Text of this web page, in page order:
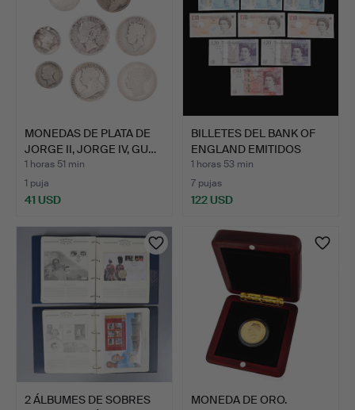
MONEDAS DE PLATA DE
JORGE II, JORGE IV, GU…
1 horas 51 min
1 puja
41 USD
BILLETES DEL BANK OF
ENGLAND EMITIDOS
BAJO…
1 horas 53 min
7 pujas
122 USD
2 ÁLBUMES DE SOBRES
MONEDA DE ORO.